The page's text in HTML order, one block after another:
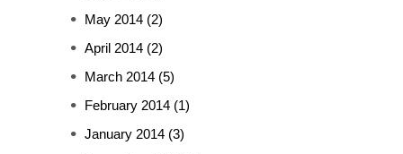
May 2014 (2)
April 2014 (2)
March 2014 (5)
February 2014 (1)
January 2014 (3)